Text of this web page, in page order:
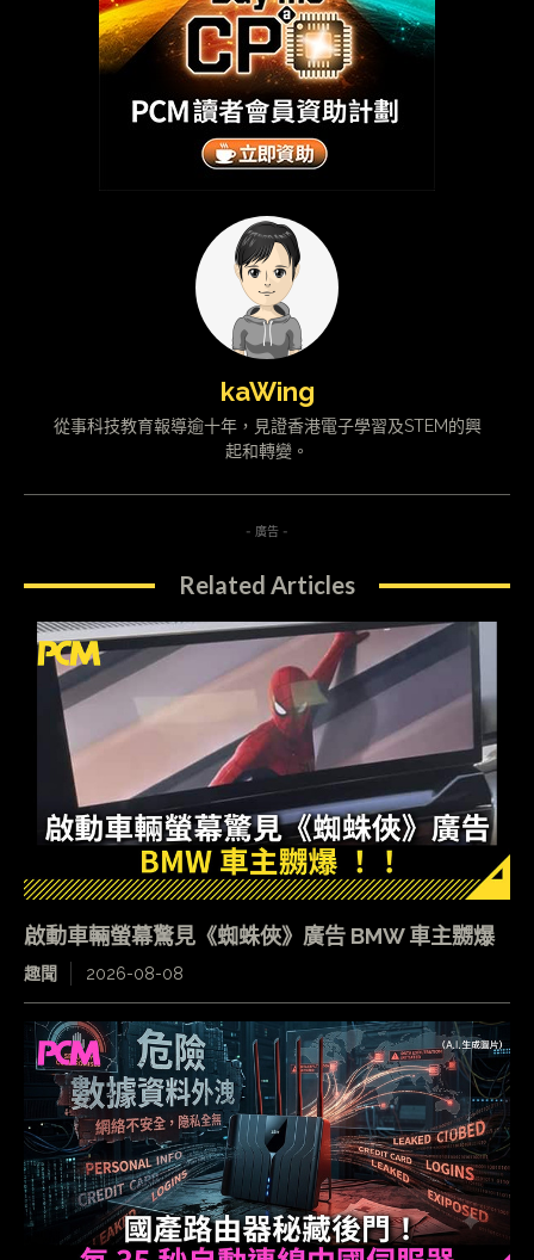
kaWing
從事科技教育報導逾十年，見證香港電子學習及STEM的興
起和轉變。
- 廣告 -
Related Articles
啟動車輛螢幕驚見《蜘蛛俠》廣告 BMW 車主嬲爆
趣聞 2026-08-08